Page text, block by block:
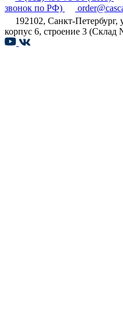
звонок по РФ)
192102, Санкт-Петербург,
корпус 6, строение 3 (Склад